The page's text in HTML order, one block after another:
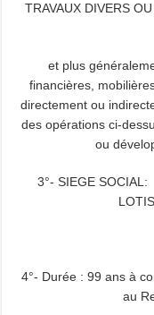
TRAVAUX DIVERS
et plus
financières,
directement ou
des opérations ci-
ou
3°- SIEGE
4°- Durée : 99 ans à
au